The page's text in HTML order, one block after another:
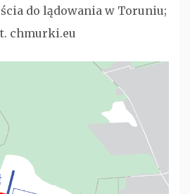
do lądowania w Toruniu;
chmurki.eu